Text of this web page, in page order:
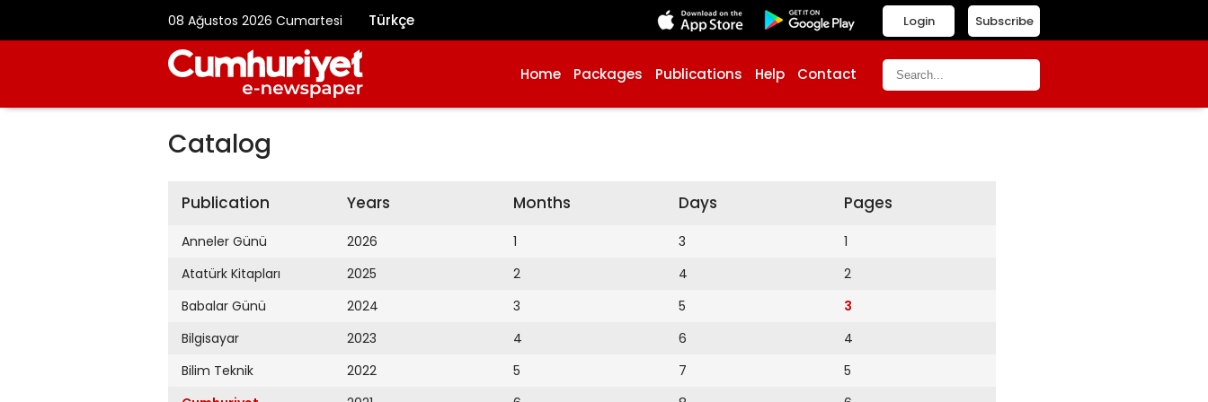
08 Ağustos 2026 Cumartesi Türkçe Subscribe
Login
Home Packages Publications Help Contact
Catalog
Publication
Anneler Günü
Atatürk Kitapları
Babalar Günü
Bilgisayar
Bilim Teknik
Years
2026
2025
2024
2023
2022
Months
1
2
3
4
5
Days
3
4
5
6
7
Pages
1
2
3
4
5